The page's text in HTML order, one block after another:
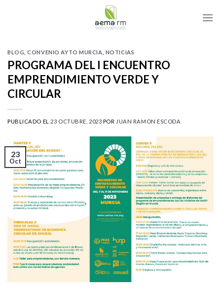
BLOG ,CONVENIO AYTO MURCIA NOTICIAS
PROGRAMA DEL I ENCUENTRO
EMPRENDIMIENTO VERDE Y
CIRCULAR
PUBLICADO EL 23 OCTUBRE, 2023 POR JUAN RAMON ESCODA
23
Oct